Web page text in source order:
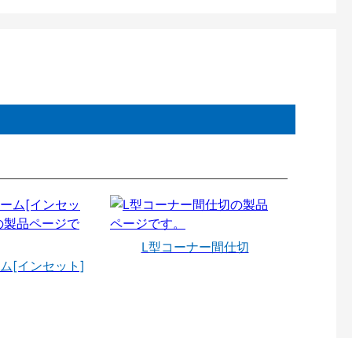
[インセット]
L型コーナー間仕切